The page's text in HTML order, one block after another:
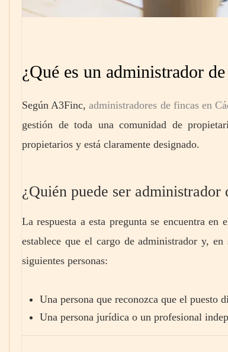
¿Qué es un administrador
Según A3Finc,administradores de fincas en
gestión de toda una comunidad de
propietarios y está claramente designado.
¿Quién puede ser
La respuesta a esta pregunta se encuentra
establece que el cargo de administrador y,
siguientes personas:
Una persona que reconozca que el puesto
Una persona jurídica o un profesional